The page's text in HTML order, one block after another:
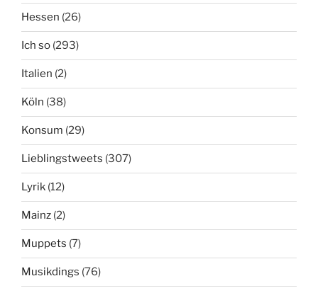
Hessen (26)
Ich so (293)
Italien (2)
Köln (38)
Konsum (29)
Lieblingstweets (307)
Lyrik (12)
Mainz (2)
Muppets (7)
Musikdings (76)